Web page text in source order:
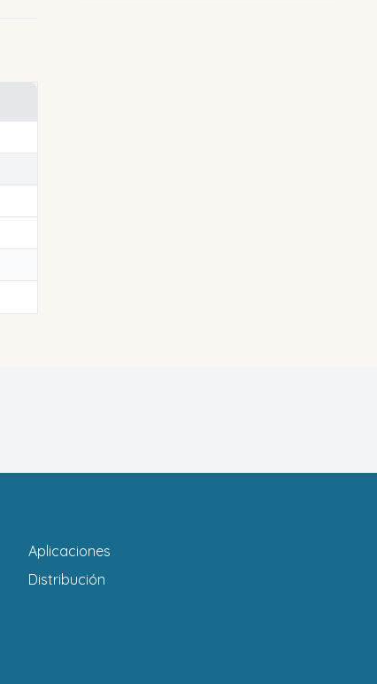
Aplicaciones
Distribución